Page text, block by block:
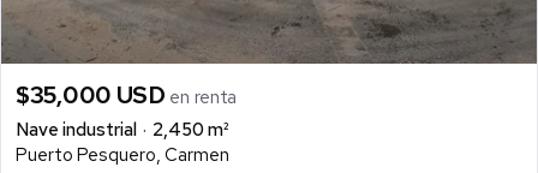
$35,000 USD en renta
Nave industrial
2,450 m²
Puerto Pesquero, Carmen